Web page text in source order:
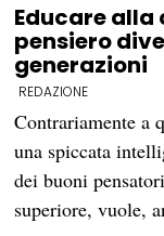
Educare
pensiero
generazioni
REDAZIONE
Contrariamente a
una spiccata
dei buoni
superiore, vuole,